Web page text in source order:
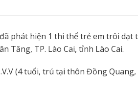
phát hiện 1 thi thể trẻ em trôi dạt
Tăng, TP. Lào Cai, tỉnh Lào Cai.
(4 tuổi, trú tại thôn Đồng Quang,